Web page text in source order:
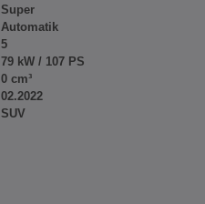
Super
Automatik
5
79 kW / 107 PS
0 cm³
02.2022
SUV